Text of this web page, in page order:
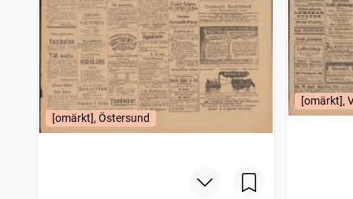
träffar
Halland
459
träffar
Stockholmsbladet Nya dagligt allehandas nationalupplaga
459
träffar
Gotlands allehanda
459
träffar
Hallandsposten
459
träffar
Skånska aftonbladet
459
träffar
Skåningen Eslövs tidning
459
träffar
Ystadsposten
träffar
Västra dagbladet Trollhätteposten
[omärkt], Östersund
[omärkt],